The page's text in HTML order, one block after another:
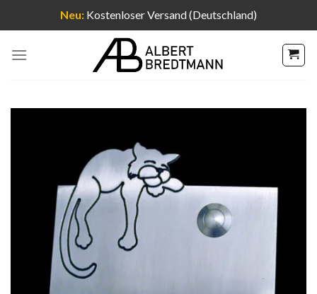
Neu: Kostenloser Versand (Deutschland)
Inhalt